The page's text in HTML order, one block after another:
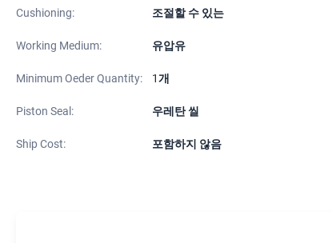
Cushioning: 조절할 수 있는
Working Medium: 유압유
Minimum Oeder Quantity: 1개
Piston Seal: 우레탄 씰
Ship Cost: 포함하지 않음